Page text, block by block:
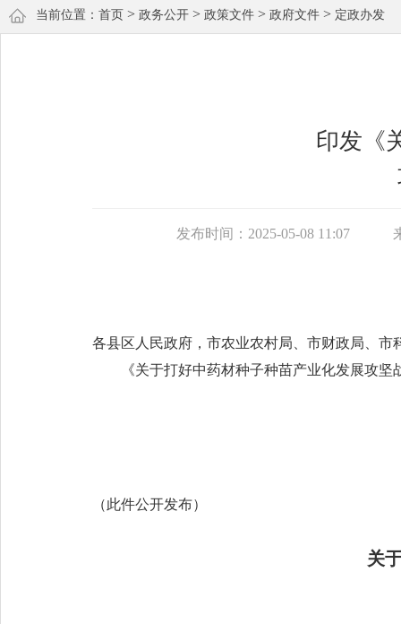
当前位置： 首页 > 政务公开 > 政策文件 > 政府文件 > 定政办发
印发《
发布时间：2025-05-08 11:07
各县区人民政府，市农业农村局、市财政局、
《关于打好中药材种子种苗产业化发展攻
（此件公开发布）
关